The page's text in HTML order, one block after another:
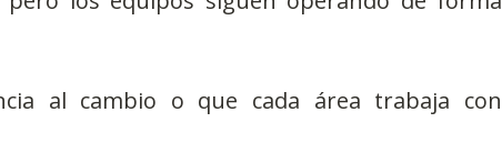
al cambio o que cada área trabaja con